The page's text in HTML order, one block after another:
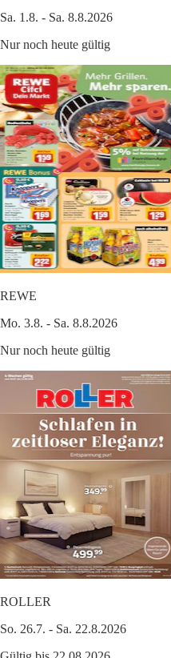
Sa. 1.8. - Sa. 8.8.2026
Nur noch heute gültig
REWE
Mo. 3.8. - Sa. 8.8.2026
Nur noch heute gültig
ROLLER
So. 26.7. - Sa. 22.8.2026